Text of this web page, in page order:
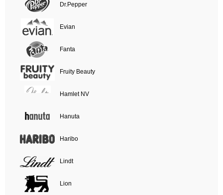
Dr.Pepper
Evian
Fanta
Fruity Beauty
Hamlet NV
Hanuta
Haribo
Lindt
Lion